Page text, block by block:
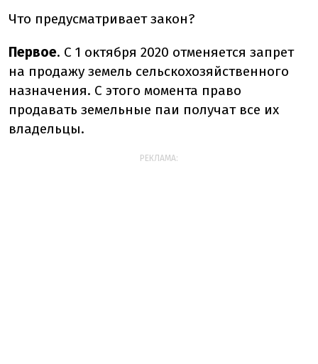
Что предусматривает закон?
Первое. С 1 октября 2020 отменяется запрет
на продажу земель сельскохозяйственного
назначения. С этого момента право
продавать земельные паи получат все их
владельцы.
РЕКЛАМА: